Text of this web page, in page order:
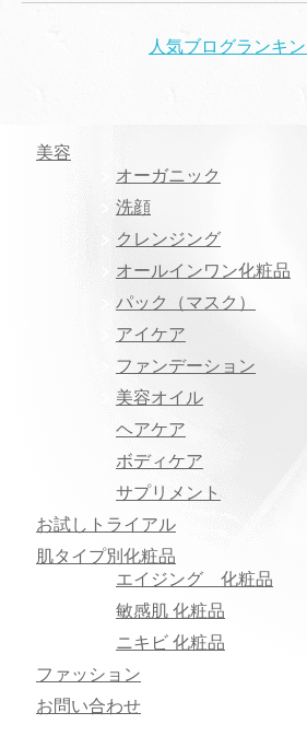
人気ブログランキ
美容
オーガニック
洗顔
クレンジング
オールインワン化粧品
パック（マスク）
アイケア
ファンデーション
美容オイル
ヘアケア
ボディケア
サプリメント
お試しトライアル
肌タイプ別化粧品
エイジング 化粧品
敏感肌 化粧品
ニキビ 化粧品
ファッション
お問い合わせ